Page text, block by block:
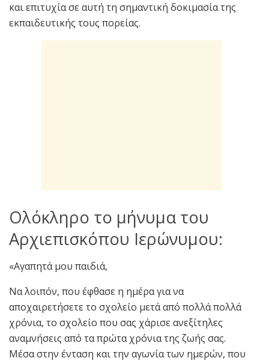
και επιτυχία σε αυτή τη σημαντική δοκιμασία της
εκπαιδευτικής τους πορείας.
Ολόκληρο το μήνυμα του
Αρχιεπισκόπου Ιερώνυμου:
«Αγαπητά μου παιδιά,
Να λοιπόν, που έφθασε η ημέρα για να
αποχαιρετήσετε το σχολείο μετά από πολλά πολλά
χρόνια, το σχολείο που σας χάρισε ανεξίτηλες
αναμνήσεις από τα πρώτα χρόνια της ζωής σας.
Μέσα στην ένταση και την αγωνία των ημερών, που